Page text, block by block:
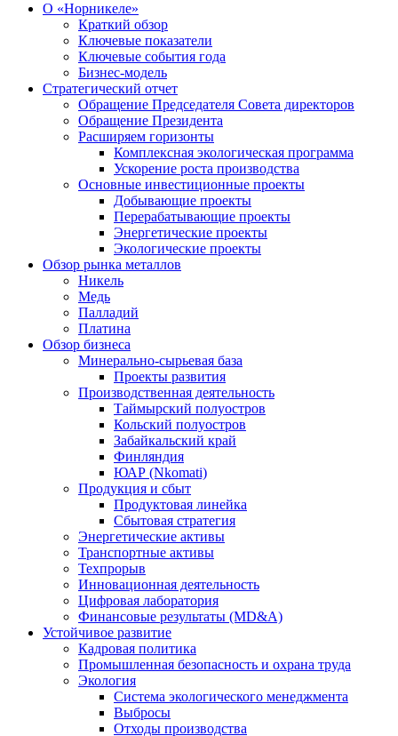
О «Норникеле»
Краткий обзор
Ключевые показатели
Ключевые события года
Бизнес-модель
Стратегический отчет
Обращение Председателя Совета директоров
Обращение Президента
Расширяем горизонты
Комплексная экологическая программа
Ускорение роста производства
Основные инвестиционные проекты
Добывающие проекты
Перерабатывающие проекты
Энергетические проекты
Экологические проекты
Обзор рынка металлов
Никель
Медь
Палладий
Платина
Обзор бизнеса
Минерально-сырьевая база
Проекты развития
Производственная деятельность
Таймырский полуостров
Кольский полуостров
Забайкальский край
Финляндия
ЮАР (Nkomati)
Продукция и сбыт
Продуктовая линейка
Сбытовая стратегия
Энергетические активы
Транспортные активы
Техпрорыв
Инновационная деятельность
Цифровая лаборатория
Финансовые результаты (MD&A)
Устойчивое развитие
Кадровая политика
Промышленная безопасность и охрана труда
Экология
Система экологического менеджмента
Выбросы
Отходы производства